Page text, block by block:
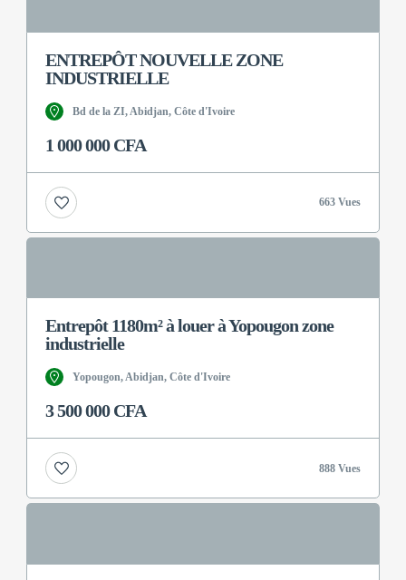
ENTREPÔT NOUVELLE ZONE
INDUSTRIELLE
Bd de la ZI, Abidjan, Côte d'Ivoire
1 000 000 CFA
663 Vues
Entrepôt 1180m² à louer à Yopougon zone
industrielle
Yopougon, Abidjan, Côte d'Ivoire
3 500 000 CFA
888 Vues